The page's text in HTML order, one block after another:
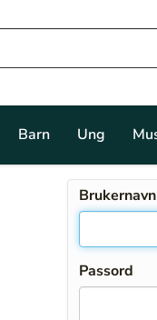
Barn Ung
Brukernavn
Passord